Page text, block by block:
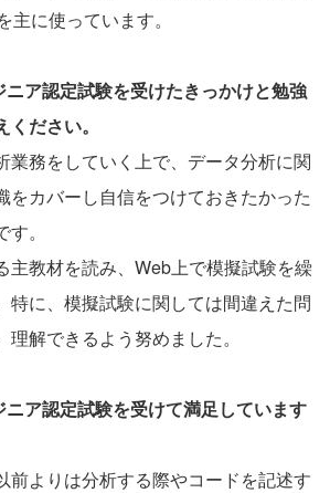
主に使っています。
ア認定試験を受けたきっかけと勉強
ださい。
業務をしていく上で、データ分析に関
をカバーし自信をつけておきたかった
。
主教材を読み、Web上で模擬試験を繰
特に、模擬試験に関しては間違えた問
解できるよう努めました。
ア認定試験を受けて満足しています
前よりは分析する際やコードを記述す